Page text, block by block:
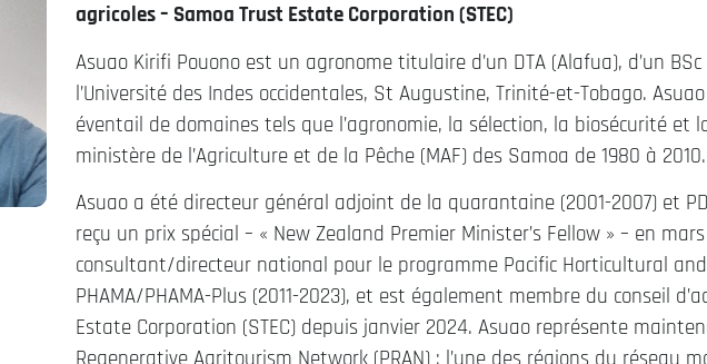
agricoles – Samoa Trust Estate Corporation (STEC)
Asuao Kirifi Pouono est un agronome titulaire d’un DTA (Alafua), d’un BSc
l’Université des Indes occidentales, St Augustine, Trinité-et-Tobago.
éventail de domaines tels que l’agronomie, la sélection, la biosécurité et
ministère de l’Agriculture et de la Pêche (MAF) des Samoa de 1980 à 2010.
Asuao a été directeur général adjoint de la quarantaine (2001-2007) et
reçu un prix spécial – « New Zealand Premier Minister’s Fellow » – en
consultant/directeur national pour le programme Pacific Horticultural
PHAMA/PHAMA-Plus (2011-2023), et est également membre du conseil
Estate Corporation (STEC) depuis janvier 2024. Asuao représente